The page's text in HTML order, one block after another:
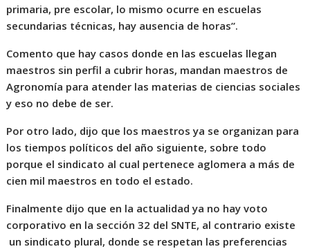
primaria, pre escolar, lo mismo ocurre en escuelas
secundarias técnicas, hay ausencia de horas”.
Comento que hay casos donde en las escuelas llegan
maestros sin perfil a cubrir horas, mandan maestros de
Agronomía para atender las materias de ciencias sociales
y eso no debe de ser.
Por otro lado, dijo que los maestros ya se organizan para
los tiempos políticos del año siguiente, sobre todo
porque el sindicato al cual pertenece aglomera a más de
cien mil maestros en todo el estado.
Finalmente dijo que en la actualidad ya no hay voto
corporativo en la sección 32 del SNTE, al contrario existe
un sindicato plural, donde se respetan las preferencias